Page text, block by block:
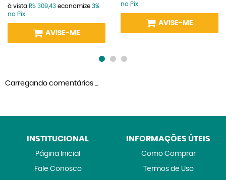
à vista R$ 309,43 economize 3%
no Pix
AVISE-ME
no Pix
AVISE-ME
Carregando comentários ...
INSTITUCIONAL
Página Inicial
Fale Conosco
INFORMAÇÕES ÚTEIS
Como Comprar
Termos de Uso